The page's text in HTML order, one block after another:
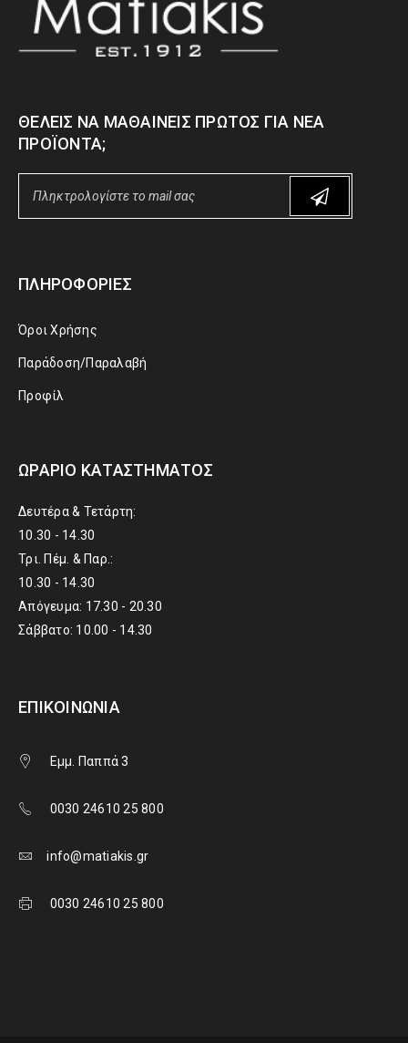
ΘΈΛΕΙΣ ΝΑ ΜΑΘΑΊΝΕΙΣ ΠΡΏΤΟΣ ΓΙΑ ΝΈΑ
ΠΡΟΪΌΝΤΑ;
ΠΛΗΡΟΦΟΡΊΕΣ
Όροι Χρήσης
Παράδοση/Παραλαβή
Προφίλ
ΩΡΆΡΙΟ ΚΑΤΑΣΤΉΜΑΤΟΣ
Δευτέρα & Τετάρτη:
10.30 - 14.30
Τρι. Πέμ. & Παρ.:
10.30 - 14.30
Απόγευμα: 17.30 - 20.30
Σάββατο: 10.00 - 14.30
ΕΠΙΚΟΙΝΩΝΊΑ
Εμμ. Παππά 3
0030 24610 25 800
info@matiakis.gr
0030 24610 25 800